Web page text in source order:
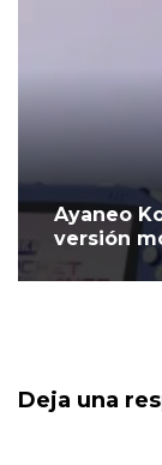
Ayaneo
versión
Deja una